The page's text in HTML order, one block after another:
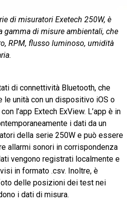
di misuratori Exetech 250W, è
gamma di misure ambientali, che
RPM, flusso luminoso, umidità
di connettività Bluetooth, che
le unità con un dispositivo iOS o
l’app Extech ExView. L’app è in
i dati da un
della serie 250W e può essere
allarmi sonori in corrispondenza
vengono registrati localmente e
in formato .csv. Inoltre, è
delle posizioni dei test nei
i dati di misura.